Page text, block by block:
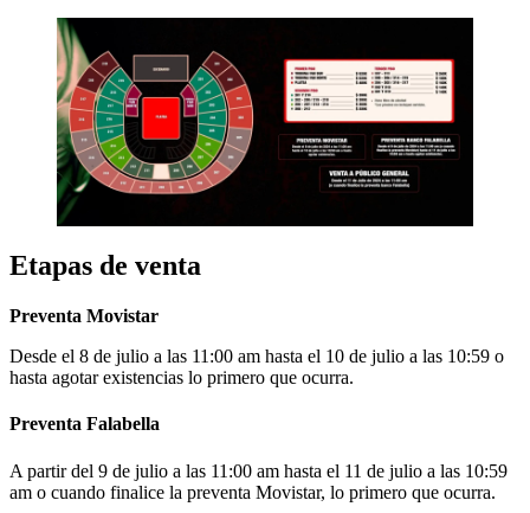
Etapas de venta
Preventa Movistar
Desde el 8 de julio a las 11:00 am hasta el 10 de julio a las 10:59 o
hasta agotar existencias lo primero que ocurra.
Preventa Falabella
A partir del 9 de julio a las 11:00 am hasta el 11 de julio a las 10:59
am o cuando finalice la preventa Movistar, lo primero que ocurra.